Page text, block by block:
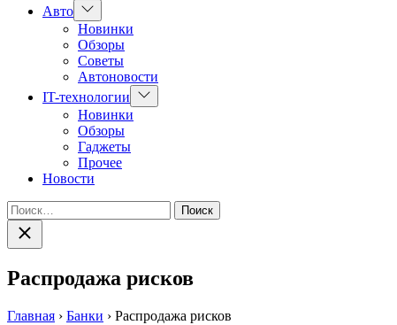
Авто Показать
подменю
Новинки
Обзоры
Советы
Автоновости
IT-технологии
Показать
подменю
Новинки
Обзоры
Гаджеты
Прочее
Новости
Найти:
Закрыть
поиск
Распродажа рисков
Главная › Банки › Распродажа рисков